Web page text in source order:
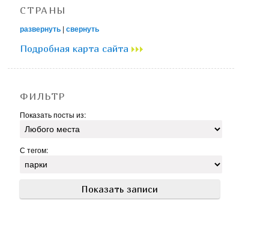
СТРАНЫ
развернуть |свернуть
Подробная карта сайта
ФИЛЬТР
Показать посты из:
С тегом: